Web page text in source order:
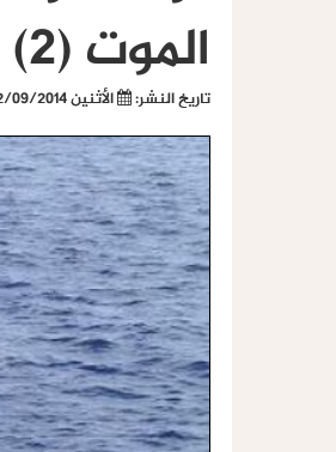
الموت (2)
تاريخ النشر: الأثنين 22/09/2014